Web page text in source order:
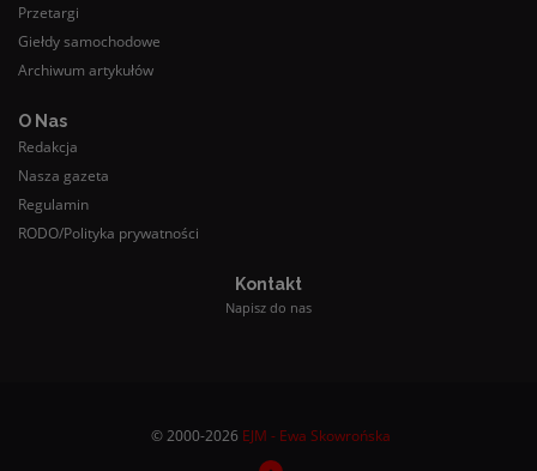
Przetargi
Giełdy samochodowe
Archiwum artykułów
O Nas
Redakcja
Nasza gazeta
Regulamin
RODO/Polityka prywatności
Kontakt
Napisz do nas
© 2000-2026 EJM - Ewa Skowrońska